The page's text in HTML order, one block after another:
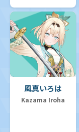
風真いろは
Kazama Iroha